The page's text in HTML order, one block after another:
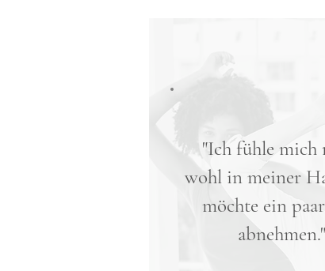
"Ich fühle mich
wohl in meiner
möchte ein
abnehmen."